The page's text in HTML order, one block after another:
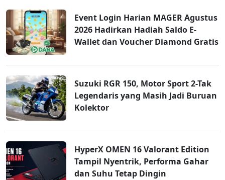
Event Login Harian MAGER Agustus
2026 Hadirkan Hadiah Saldo E-
Wallet dan Voucher Diamond Gratis
Suzuki RGR 150, Motor Sport 2-Tak
Legendaris yang Masih Jadi Buruan
Kolektor
HyperX OMEN 16 Valorant Edition
Tampil Nyentrik, Performa Gahar
dan Suhu Tetap Dingin